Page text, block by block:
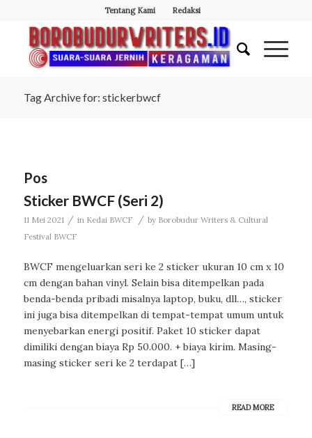
Tentang Kami Redaksi
Tag Archive for: stickerbwcf
Pos
Sticker BWCF (Seri 2)
11 Mei 2021 / in Kedai BWCF / by Borobudur Writers & Cultural
Festival BWCF
BWCF mengeluarkan seri ke 2 sticker ukuran 10 cm x 10
cm dengan bahan vinyl. Selain bisa ditempelkan pada
benda-benda pribadi misalnya laptop, buku, dll…, sticker
ini juga bisa ditempelkan di tempat-tempat umum untuk
menyebarkan energi positif. Paket 10 sticker dapat
dimiliki dengan biaya Rp 50.000. + biaya kirim. Masing-
masing sticker seri ke 2 terdapat […]
READ MORE